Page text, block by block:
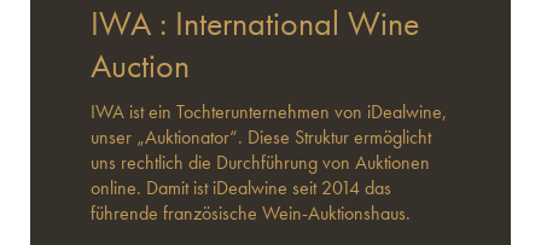
IWA : International Wine
Auction
IWA ist ein Tochterunternehmen von iDealwine,
unser „Auktionator“. Diese Struktur ermöglicht
uns rechtlich die Durchführung von Auktionen
online. Damit ist iDealwine seit 2014 das
führende französische Wein-Auktionshaus.